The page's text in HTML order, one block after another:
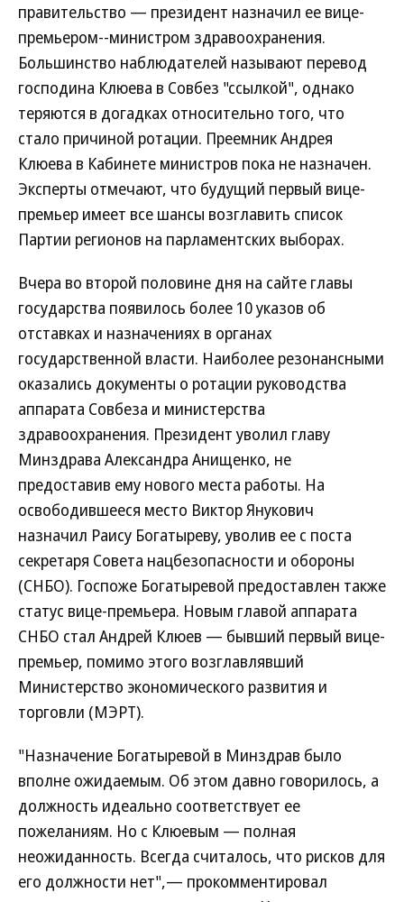
правительство — президент назначил ее вице-
премьером--министром здравоохранения.
Большинство наблюдателей называют перевод
господина Клюева в Совбез "ссылкой", однако
теряются в догадках относительно того, что
стало причиной ротации. Преемник Андрея
Клюева в Кабинете министров пока не назначен.
Эксперты отмечают, что будущий первый вице-
премьер имеет все шансы возглавить список
Партии регионов на парламентских выборах.
Вчера во второй половине дня на сайте главы
государства появилось более 10 указов об
отставках и назначениях в органах
государственной власти. Наиболее резонансными
оказались документы о ротации руководства
аппарата Совбеза и министерства
здравоохранения. Президент уволил главу
Минздрава Александра Анищенко, не
предоставив ему нового места работы. На
освободившееся место Виктор Янукович
назначил Раису Богатыреву, уволив ее с поста
секретаря Совета нацбезопасности и обороны
(СНБО). Госпоже Богатыревой предоставлен также
статус вице-премьера. Новым главой аппарата
СНБО стал Андрей Клюев — бывший первый вице-
премьер, помимо этого возглавлявший
Министерство экономического развития и
торговли (МЭРТ).
"Назначение Богатыревой в Минздрав было
вполне ожидаемым. Об этом давно говорилось, а
должность идеально соответствует ее
пожеланиям. Но с Клюевым — полная
неожиданность. Всегда считалось, что рисков для
его должности нет",— прокомментировал